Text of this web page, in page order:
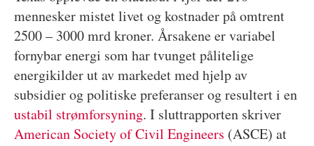
mennesker mistet livet og kostnader på omtrent
2500 – 3000 mrd kroner. Årsakene er variabel
fornybar energi som har tvunget pålitelige
energikilder ut av markedet med hjelp av
subsidier og politiske preferanser og resultert i en
ustabil strømforsyning. I sluttrapporten skriver
American Society of Civil Engineers (ASCE) at